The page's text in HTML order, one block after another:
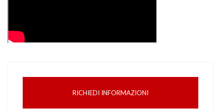
RICHIEDI INFORMAZIONI